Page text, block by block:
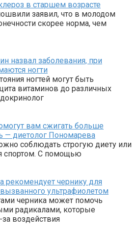
в старшем возрасте
заявил, что в молодом
скорее норма, чем
назвал заболевания, при
ногти
ногтей могут быть
витаминов до различных
вам сжигать больше
— диетолог Пономарева
соблюдать строгую диету или
спортом. С помощью
рекомендует чернику для
ультрафиолетом
черника может помочь
радикалами, которые
воздействия